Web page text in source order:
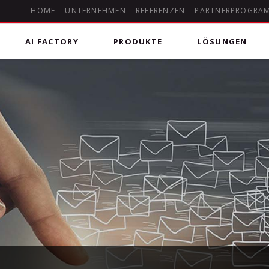
HOME UNTERNEHMEN REFERENZEN
AI FACTORY PRODUKTE
mit Screensharing und Whiteboard sowie klassischer
Telefonie in das öffentliche Telefonnetz.
Microsoft Office 365
Erleben Sie die Vorteile von Microsoft Office 356 aus
der Cloud. Unser Experten Team unterstützt Sie bei
Auswahl & Umsetzung. Setzen Sie auf allen Geräten
LÖSUNGEN
Anrufpläne für Microsoft